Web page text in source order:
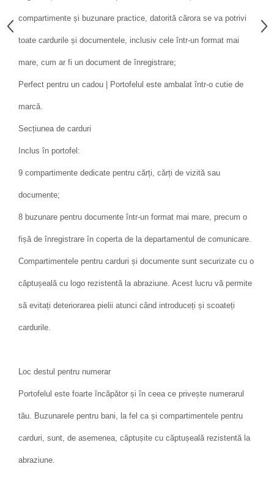
compartimente și buzunare practice, datorită cărora se va potrivi
toate cardurile și documentele, inclusiv cele într-un format mai
mare, cum ar fi un document de înregistrare;
Perfect pentru un cadou | Portofelul este ambalat într-o cutie de
marcă.
Secțiunea de carduri
Inclus în portofel:
9 compartimente dedicate pentru cărți, cărți de vizită sau
documente;
8 buzunare pentru documente într-un format mai mare, precum o
fișă de înregistrare în coperta de la departamentul de comunicare.
Compartimentele pentru carduri și documente sunt securizate cu o
căptușeală cu logo rezistentă la abraziune. Acest lucru vă permite
să evitați deteriorarea pielii atunci când introduceți și scoateți
cardurile.
Loc destul pentru numerar
Portofelul este foarte încăpător și în ceea ce privește numerarul
tău. Buzunarele pentru bani, la fel ca și compartimentele pentru
carduri, sunt, de asemenea, căptușite cu căptușeală rezistentă la
abraziune.